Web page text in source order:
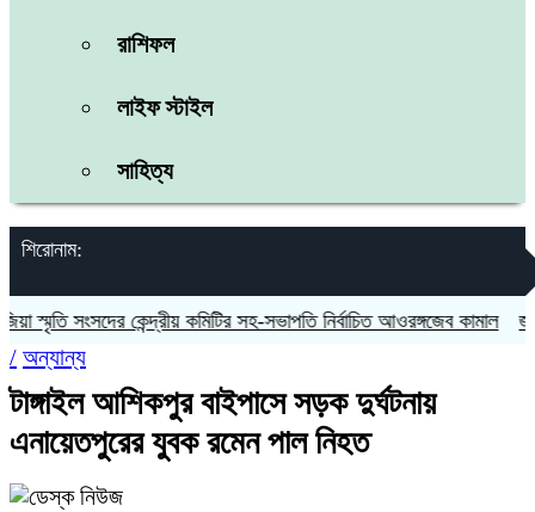
রাশিফল
লাইফ স্টাইল
সাহিত্য
শিরোনাম:
সংসদের কেন্দ্রীয় কমিটির সহ-সভাপতি নির্বাচিত আওরঙ্গজেব কামাল
/ অন্যান্য
টাঙ্গাইল আশিকপুর বাইপাসে সড়ক দুর্ঘটনায়
এনায়েতপুরের যুবক রমেন পাল নিহত